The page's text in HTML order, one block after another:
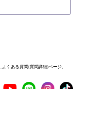
よくある質問(質問詳細)ページ。